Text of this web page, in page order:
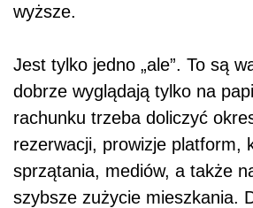
wyższe.
Jest tylko jedno „ale”. To są
dobrze wyglądają tylko na
rachunku trzeba doliczyć
rezerwacji, prowizje platform,
sprzątania, mediów, a także
szybsze zużycie mieszkania.